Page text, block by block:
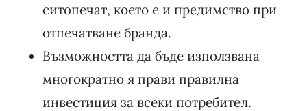
ситопечат, което е и предимство при
отпечатване бранда.
Възможността да бъде използвана
многократно я прави правилна
инвестиция за всеки потребител.